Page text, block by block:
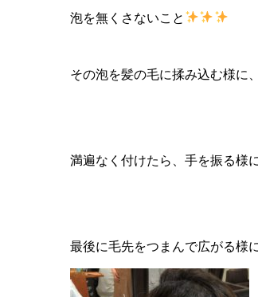
泡を無くさないこと
その泡を髪の毛に揉み込む様に
満遍なく付けたら、手を振る様
最後に毛先をつまんで広がる様